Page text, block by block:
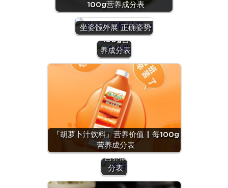
100g营养成分表
坐姿髋外展 正确姿势
『沙拉
酱』营养
价值 | 每
100g营
养成分表
『胡萝卜汁饮料』营养价值 | 每100g
营养成分表
『羊
肝』营
养价值
| 每
100g
营养成
分表